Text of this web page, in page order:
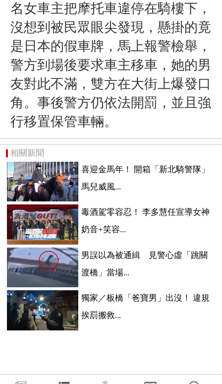
名女車主把摩托車違停在騎樓下，
沒想到被民眾眼尖發現，懸掛的竟
是日本的假車牌，馬上報警檢舉，
警方到場後要求車主移車，她的男
友對此不滿，雙方在大街上爆發口
角。事後警方仍依法開罰，並且強
行移置保管車輛。
相關新聞
喜迎金馬年！ 開箱「新北騎警隊」
馬兒威風...
毒酒駕零容忍！ 李多慧任宣導女神
奶音+笑容...
男誤以為被通緝 見警心虛「跳關
渡橋」當場...
獨家／板橋「爸寶男」出沒！ 違規
挨罰搬救...